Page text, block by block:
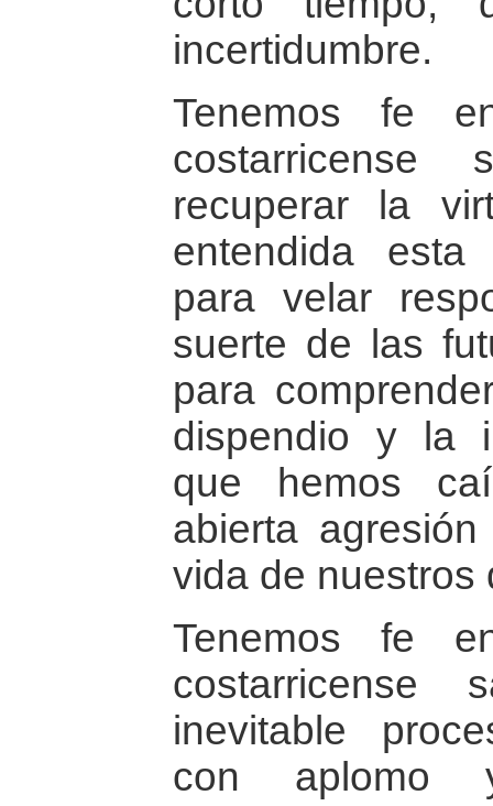
incertidumbre.
Tenemos fe
costarricense
recuperar la
entendida
para velar
suerte de las
para
dispendio y la
que hemos
abierta
vida de nuestros
Tenemos fe
costarricense
inevitable
con aplomo